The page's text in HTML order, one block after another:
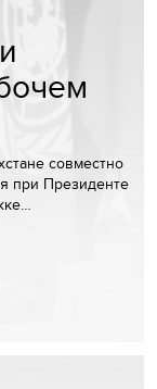
совместно
при Президенте